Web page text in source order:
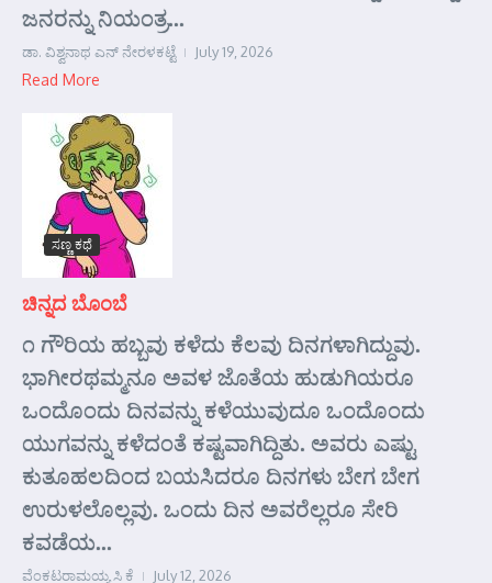
ಜನರನ್ನು ನಿಯಂತ್ರ...
ಡಾ. ವಿಶ್ವನಾಥ ಎನ್ ನೇರಳಕಟ್ಟೆ July 19, 2026
Read More
ಸಣ್ಣ ಕಥೆ
ಚಿನ್ನದ ಬೊಂಬೆ
೧ ಗೌರಿಯ ಹಬ್ಬವು ಕಳೆದು ಕೆಲವು ದಿನಗಳಾಗಿದ್ದುವು.
ಭಾಗೀರಥಮ್ಮನೂ ಅವಳ ಜೊತೆಯ ಹುಡುಗಿಯರೂ
ಒಂದೊಂದು ದಿನವನ್ನು ಕಳೆಯುವುದೂ ಒಂದೊಂದು
ಯುಗವನ್ನು ಕಳೆದಂತೆ ಕಷ್ಟವಾಗಿದ್ದಿತು. ಅವರು ಎಷ್ಟು
ಕುತೂಹಲದಿಂದ ಬಯಸಿದರೂ ದಿನಗಳು ಬೇಗ ಬೇಗ
ಉರುಳಲೊಲ್ಲವು. ಒಂದು ದಿನ ಅವರೆಲ್ಲರೂ ಸೇರಿ
ಕವಡೆಯ...
ವೆಂಕಟರಾಮಯ್ಯ ಸಿ ಕೆ July 12, 2026